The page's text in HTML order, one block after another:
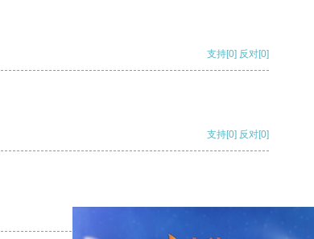
支持[0] 反对[0]
支持[0] 反对[0]